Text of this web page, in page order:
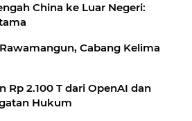
China ke Luar Negeri:
Cabang Kelima
Rp 2.100 T dari OpenAI dan
Hukum